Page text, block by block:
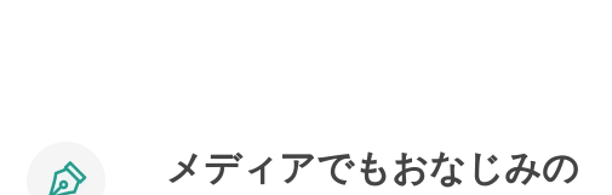
メディアでもおなじみの